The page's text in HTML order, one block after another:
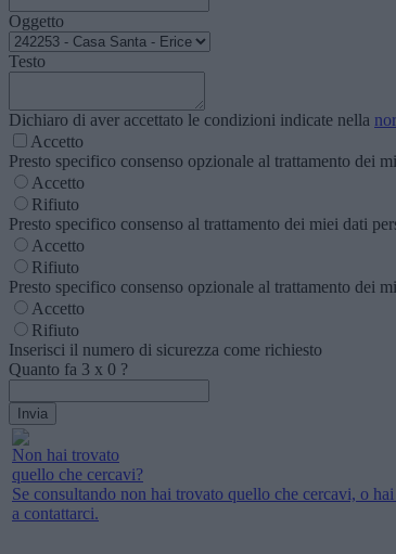
Oggetto
Testo
Dichiaro di aver accettato le condizioni indicate nella
Accetto
Presto specifico consenso opzionale al trattamento dei
Accetto
Rifiuto
Presto specifico consenso al trattamento dei miei dati
Accetto
Rifiuto
Presto specifico consenso opzionale al trattamento dei
Accetto
Rifiuto
Inserisci il numero di sicurezza come richiesto
Quanto fa 3 x 0 ?
Non hai trovato
quello che cercavi?
Se consultando non hai trovato quello che cercavi, o
a contattarci.